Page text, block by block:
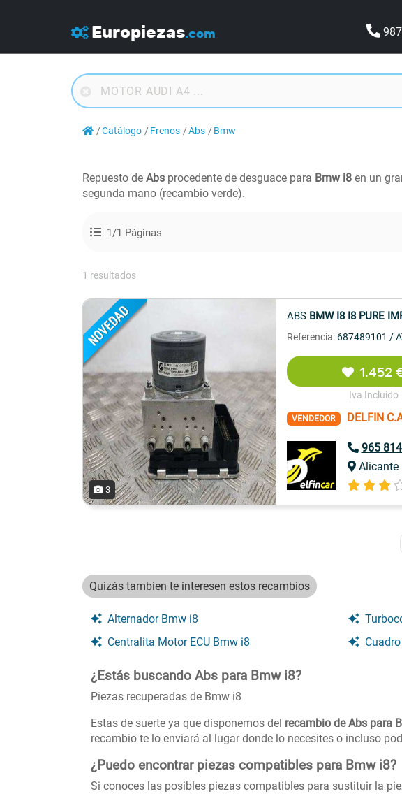
Europiezas.com
Catálogo Frenos Abs Bmw
Repuesto de Abs procedente de desguace para Bmw i8 en un
segunda mano (recambio verde).
1/1 Páginas
1 resultados
3
ABS BMW I8 I8 PURE
Referencia: 687489101 /
1.452
Iva Incluido
VENDEDOR DELFIN
965
Alicante
Quizás tambien te interesen estos recambios
Alternador Bmw i8
Centralita Motor ECU Bmw i8
¿Estás buscando Abs para Bmw i8?
Piezas recuperadas de Bmw i8
Estas de suerte ya que disponemos del recambio de Abs para
recambio te lo enviará al lugar donde lo necesites o incluso
¿Puedo encontrar piezas compatibles para Bmw i8?
Si conoces las posibles piezas compatibles para sustituir la